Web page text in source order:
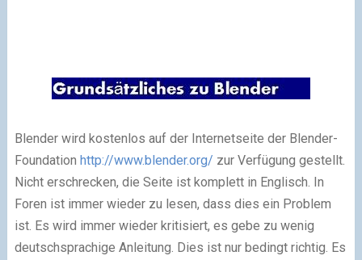
Blender wird kostenlos auf der Internetseite der Blender-
Foundation http://www.blender.org/ zur Verfügung gestellt.
Nicht erschrecken, die Seite ist komplett in Englisch. In
Foren ist immer wieder zu lesen, dass dies ein Problem
ist. Es wird immer wieder kritisiert, es gebe zu wenig
deutschsprachige Anleitung. Dies ist nur bedingt richtig. Es